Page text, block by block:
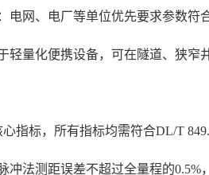
电网、电厂等单位优先要求参数
轻量化便携设备，可在隧道、狭窄
指标，所有指标均需符合DL/T
冲法测距误差不超过全量程的